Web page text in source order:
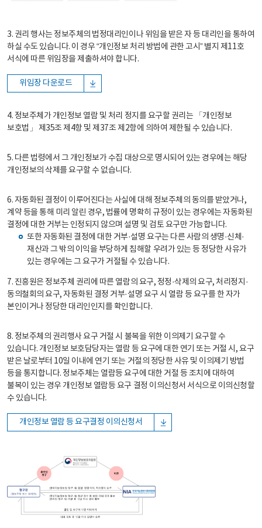
3. 권리 행사는 정보주체의 법정대리인이나 위임을 받은 자 등 대리인을 통하여
하실 수도 있습니다. 이 경우 “개인정보 처리 방법에 관한 고시” 별지 제11호
서식에 따른 위임장을 제출하셔야 합니다.
위임장 다운로드
4. 정보주체가 개인정보 열람 및 처리 정지를 요구할 권리는 「개인정보
보호법」 제35조 제4항 및 제37조 제2항에 의하여 제한될 수 있습니다.
5. 다른 법령에서 그 개인정보가 수집 대상으로 명시되어 있는 경우에는 해당
개인정보의 삭제를 요구할 수 없습니다.
6. 자동화된 결정이 이루어진다는 사실에 대해 정보주체의 동의를 받았거나,
계약 등을 통해 미리 알린 경우, 법률에 명확히 규정이 있는 경우에는 자동화된
결정에 대한 거부는 인정되지 않으며 설명 및 검토 요구만 가능합니다.
또한 자동화된 결정에 대한 거부·설명 요구는 다른 사람의 생명·신체·
재산과 그 밖의 이익을 부당하게 침해할 우려가 있는 등 정당한 사유가
있는 경우에는 그 요구가 거절될 수 있습니다.
7. 진흥원은 정보주체 권리에 따른 열람의 요구, 정정·삭제의 요구, 처리정지·
동의철회의 요구, 자동화된 결정 거부·설명 요구 시 열람 등 요구를 한 자가
본인이거나 정당한 대리인인지를 확인합니다.
8. 정보주체의 권리행사 요구 거절 시 불복을 위한 이의제기 요구할 수
있습니다. 개인정보 보호담당자는 열람 등 요구에 대한 연기 또는 거절 시, 요구
받은 날로부터 10일 이내에 연기 또는 거절의 정당한 사유 및 이의제기 방법
등을 통지합니다. 정보주체는 열람등 요구에 대한 거절 등 조치에 대하여
불복이 있는 경우 개인정보 열람등 요구 결정 이의신청서 서식으로 이의신청할
수 있습니다.
개인정보 열람 등 요구결정 이의신청서